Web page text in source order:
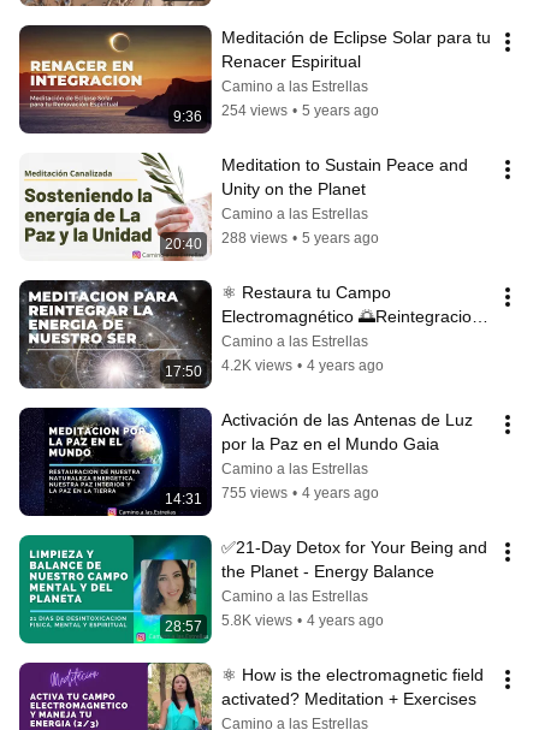
9:36
Meditación de Eclipse Solar para tu
Renacer Espiritual
Camino a las Estrellas
254 views • 5 years ago
20:40
Meditation to Sustain Peace and
Unity on the Planet
Camino a las Estrellas
288 views • 5 years ago
17:50
⚛️ Restaura tu Campo
Electromagnético 🌅Reintegracion
- Empoderamiento
Camino a las Estrellas
4.2K views • 4 years ago
14:31
Activación de las Antenas de Luz
por la Paz en el Mundo Gaia
Camino a las Estrellas
755 views • 4 years ago
28:57
✅21-Day Detox for Your Being and
the Planet - Energy Balance
Camino a las Estrellas
5.8K views • 4 years ago
⚛️ How is the electromagnetic field
activated? Meditation + Exercises
Camino a las Estrellas